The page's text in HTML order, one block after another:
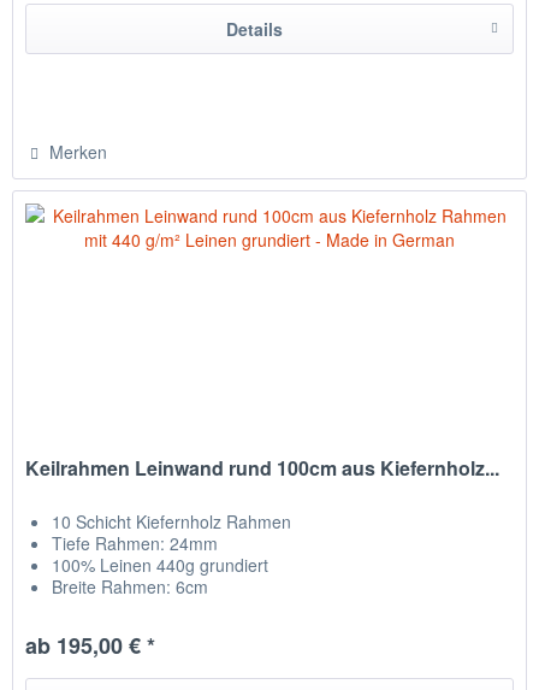
Details
Merken
Keilrahmen Leinwand rund 100cm aus Kiefernholz...
10 Schicht Kiefernholz Rahmen
Tiefe Rahmen: 24mm
100% Leinen 440g grundiert
Breite Rahmen: 6cm
ab 195,00 € *